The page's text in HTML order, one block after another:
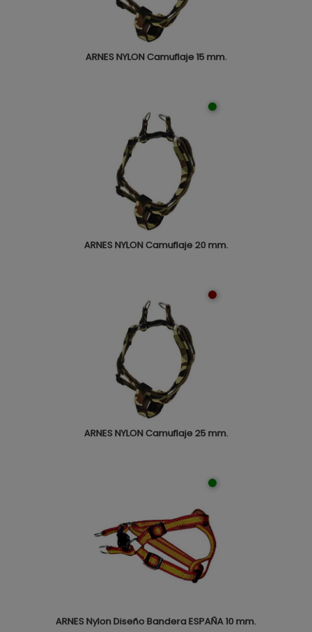
ARNES NYLON Camuflaje 15 mm.
ARNES NYLON Camuflaje 20 mm.
ARNES NYLON Camuflaje 25 mm.
ARNES Nylon Diseño Bandera ESPAÑA 10 mm.